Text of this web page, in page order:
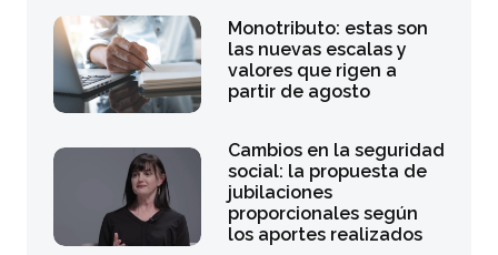
Monotributo: estas son
las nuevas escalas y
valores que rigen a
partir de agosto
Cambios en la seguridad
social: la propuesta de
jubilaciones
proporcionales según
los aportes realizados